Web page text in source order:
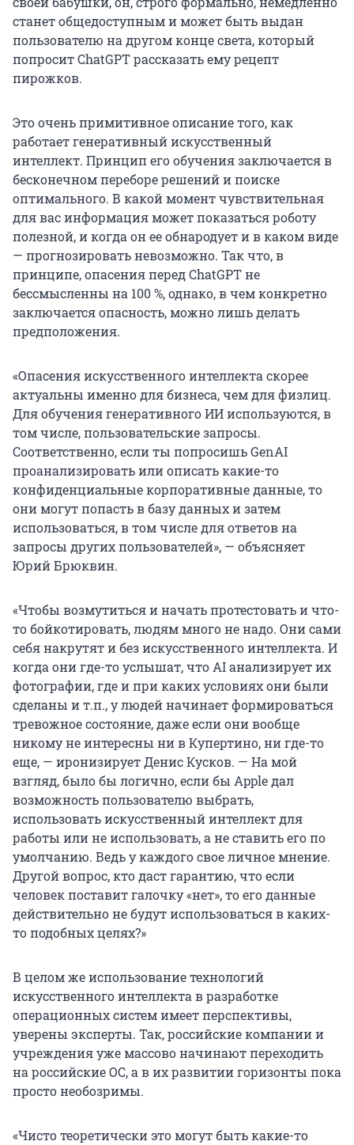
станет общедоступным и может быть выдан
пользователю на другом конце света, который
попросит ChatGPT рассказать ему рецепт
пирожков.
Это очень примитивное описание того, как
работает генеративный искусственный
интеллект. Принцип его обучения заключается в
бесконечном переборе решений и поиске
оптимального. В какой момент чувствительная
для вас информация может показаться роботу
полезной, и когда он ее обнародует и в каком виде
— прогнозировать невозможно. Так что, в
принципе, опасения перед ChatGPT не
бессмысленны на 100 %, однако, в чем конкретно
заключается опасность, можно лишь делать
предположения.
«Опасения искусственного интеллекта скорее
актуальны именно для бизнеса, чем для физлиц.
Для обучения генеративного ИИ используются, в
том числе, пользовательские запросы.
Соответственно, если ты попросишь GenAI
проанализировать или описать какие-то
конфиденциальные корпоративные данные, то
они могут попасть в базу данных и затем
использоваться, в том числе для ответов на
запросы других пользователей», — объясняет
Юрий Брюквин.
«Чтобы возмутиться и начать протестовать и что-
то бойкотировать, людям много не надо. Они сами
себя накрутят и без искусственного интеллекта. И
когда они где-то услышат, что AI анализирует их
фотографии, где и при каких условиях они были
сделаны и т.п., у людей начинает формироваться
тревожное состояние, даже если они вообще
никому не интересны ни в Купертино, ни где-то
еще, — иронизирует Денис Кусков. — На мой
взгляд, было бы логично, если бы Apple дал
возможность пользователю выбрать,
использовать искусственный интеллект для
работы или не использовать, а не ставить его по
умолчанию. Ведь у каждого свое личное мнение.
Другой вопрос, кто даст гарантию, что если
человек поставит галочку «нет», то его данные
действительно не будут использоваться в каких-
то подобных целях?»
В целом же использование технологий
искусственного интеллекта в разработке
операционных систем имеет перспективы,
уверены эксперты. Так, российские компании и
учреждения уже массово начинают переходить
на российские ОС, а в их развитии горизонты пока
просто необозримы.
«Чисто теоретически это могут быть какие-то